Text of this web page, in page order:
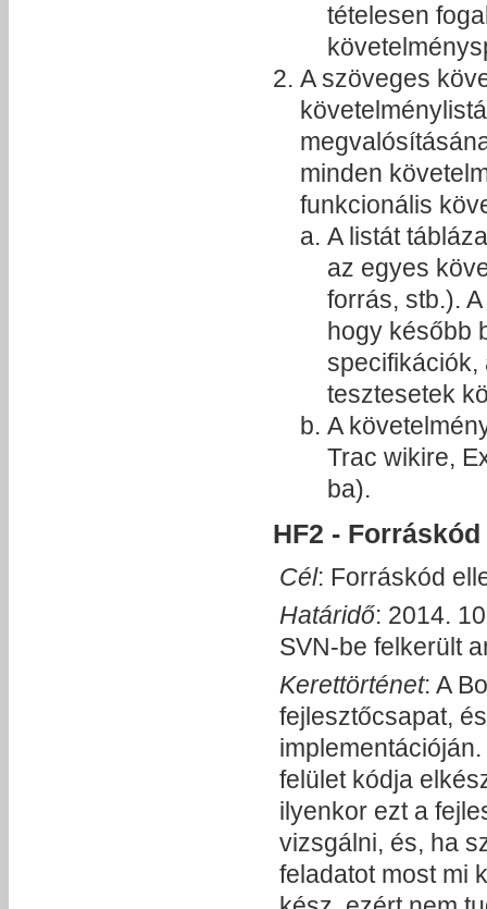
tételesen
A szöveges
minden
funkcionális
A listát
az egyes
forrás, stb.).
hogy később
specifikációk,
tesztesetek
A
Trac wikire,
ba).
HF2 -
Cél: Forráskód
Határidő: 2014.
SVN-be felkerült
Kerettörténet: A
fejlesztőcsapat,
felület kódja
ilyenkor ezt a
vizsgálni, és, ha
feladatot most mi